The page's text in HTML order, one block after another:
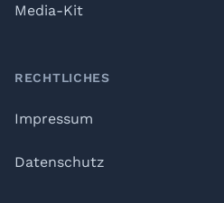
Media-Kit
RECHTLICHES
Impressum
Datenschutz